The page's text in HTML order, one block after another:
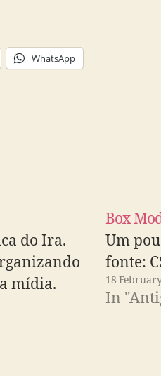
WhatsApp
do Ira.
mídia.
Box
Um
fonte:
18
In